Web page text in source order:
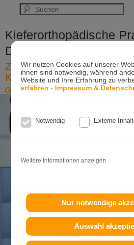
Wir nutzen Cookies auf unserer
ihnen sind notwendig, während
Website und Ihre Erfahrung zu
erfahren - Impressum &
Notwendig Externe
Weitere Informationen anzeigen
Nur notwendige
Auswahl
Kieferorthopädische
Dr. Konik & Kollegen
Zahn- und Kieferregulierungen
Kinder und Erwachsene
Ganzheitliche-Kieferorthopädie
Erwachsenen-Kieferorthopädie
Tel. +49
PRAXIS